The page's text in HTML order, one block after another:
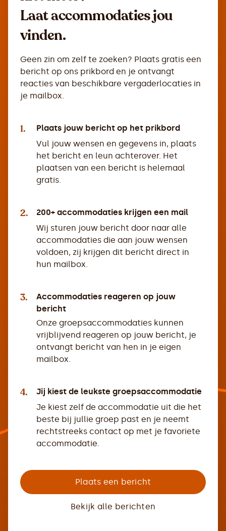
Laat accommodaties jou
vinden.
Geen zin om zelf te zoeken? Plaats gratis een
bericht op ons prikbord en je ontvangt
reacties van beschikbare vergaderlocaties in
je mailbox.
1.
Plaats jouw bericht op het prikbord
Vul jouw wensen en gegevens in, plaats
het bericht en leun achterover. Het
plaatsen van een bericht is helemaal
gratis.
2.
200+ accommodaties krijgen een mail
Wij sturen jouw bericht door naar alle
accommodaties die aan jouw wensen
voldoen, zij krijgen dit bericht direct in
hun mailbox.
3.
Accommodaties reageren op jouw
bericht
Onze groepsaccommodaties kunnen
vrijblijvend reageren op jouw bericht, je
ontvangt bericht van hen in je eigen
mailbox.
4.
Jij kiest de leukste groepsaccommodatie
Je kiest zelf de accommodatie uit die het
beste bij jullie groep past en je neemt
rechtstreeks contact op met je favoriete
accommodatie.
Plaats een bericht
Bekijk alle berichten